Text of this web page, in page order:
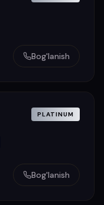
Bog'lanish
PLATINUM
Bog'lanish